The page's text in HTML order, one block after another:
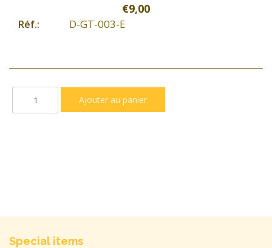
€9,00
Réf.: D-GT-003-E
Special items